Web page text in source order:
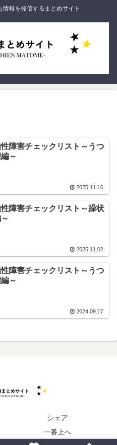
報を発信するまとめサイト
障害チェックリスト～うつ
～
2025.11.16
障害チェックリスト～躁状
2025.11.02
障害チェックリスト～うつ
～
2024.09.17
シェア
一番上へ